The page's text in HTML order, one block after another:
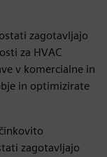
zagotavljajo
za HVAC
v komercialne in
in optimizirate
zagotavljajo